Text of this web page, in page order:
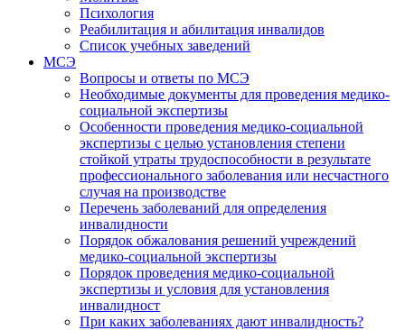
Психология
Реабилитация и абилитация инвалидов
Список учебных заведений
МСЭ
Вопросы и ответы по МСЭ
Необходимые документы для проведения медико-
социальной экспертизы
Особенности проведения медико-социальной
экспертизы с целью установления степени
стойкой утраты трудоспособности в результате
профессионального заболевания или несчастного
случая на производстве
Перечень заболеваний для определения
инвалидности
Порядок обжалования решений учреждений
медико-социальной экспертизы
Порядок проведения медико-социальной
экспертизы и условия для установления
инвалидност
При каких заболеваниях дают инвалидность?